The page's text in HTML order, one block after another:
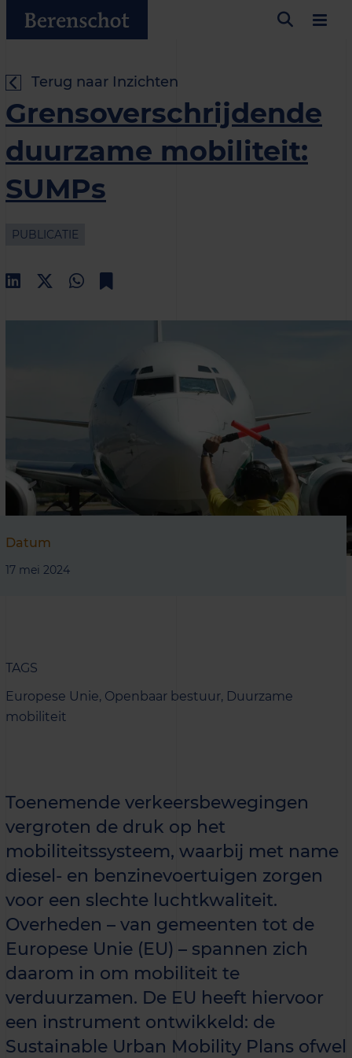
Terug naar Inzichten
Grens­overschrijdende
duurzame mobiliteit:
SUMPs
PUBLICATIE
Datum
17 mei 2024
TAGS
Europese Unie, Openbaar bestuur, Duurzame
mobiliteit
Toenemende verkeersbewegingen
vergroten de druk op het
mobiliteitssysteem, waarbij met name
diesel- en benzinevoertuigen zorgen
voor een slechte luchtkwaliteit.
Overheden – van gemeenten tot de
Europese Unie (EU) – spannen zich
daarom in om mobiliteit te
verduurzamen. De EU heeft hiervoor
een instrument ontwikkeld: de
Sustainable Urban Mobility Plans ofwel